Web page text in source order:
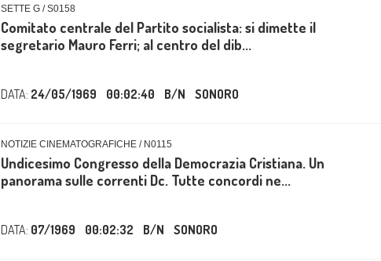
SETTE G / S0158
Comitato centrale del Partito socialista: si dimette il
segretario Mauro Ferri; al centro del dib...
DATA: 24/05/1969 00:02:40 B/N SONORO
NOTIZIE CINEMATOGRAFICHE / N0115
Undicesimo Congresso della Democrazia Cristiana. Un
panorama sulle correnti Dc. Tutte concordi ne...
DATA: 07/1969 00:02:32 B/N SONORO